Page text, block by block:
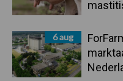
6 aug